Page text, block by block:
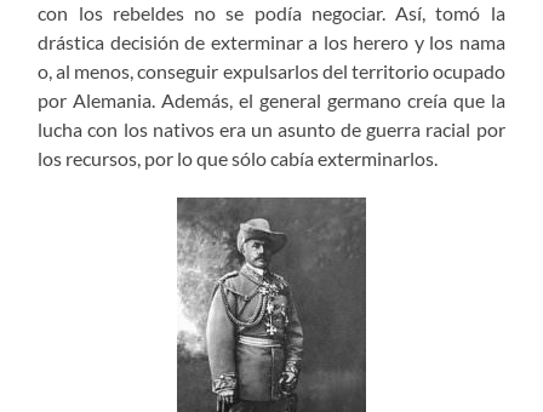
con los rebeldes no se podía negociar. Así, tomó la
drástica decisión de exterminar a los herero y los nama
o, al menos, conseguir expulsarlos del territorio ocupado
por Alemania. Además, el general germano creía que la
lucha con los nativos era un asunto de guerra racial por
los recursos, por lo que sólo cabía exterminarlos.